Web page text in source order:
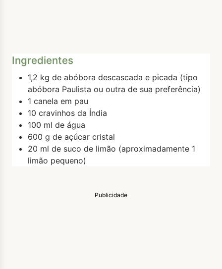
Ingredientes
1,2 kg de abóbora descascada e picada (tipo
abóbora Paulista ou outra de sua preferência)
1 canela em pau
10 cravinhos da Índia
100 ml de água
600 g de açúcar cristal
20 ml de suco de limão (aproximadamente 1
limão pequeno)
Publicidade